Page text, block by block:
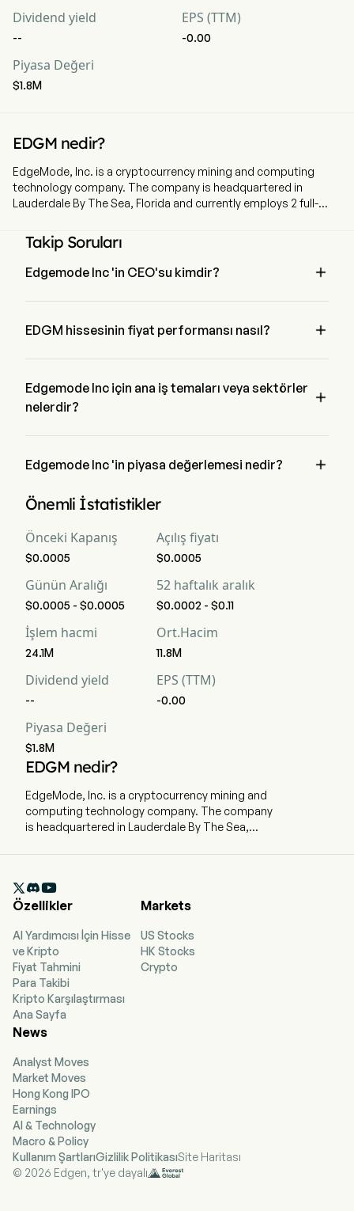
Dividend yield
--
EPS (TTM)
-0.00
Piyasa Değeri
$1.8M
EDGM nedir?
EdgeMode, Inc. is a cryptocurrency mining and computing
technology company. The company is headquartered in
Lauderdale By The Sea, Florida and currently employs 2 full-
Company, through its wholly owned subsidiary, Synthesis
Analytics Production Ltd. (SAPL), is engaged in designing,
building, and operating digital infrastructure for HPC.
Takip Soruları
Edgemode Inc 'in CEO'su kimdir? 
EDGM hissesinin fiyat performansı nasıl? 
Edgemode Inc için ana iş temaları veya sektörler
nelerdir?

Edgemode Inc 'in piyasa değerlemesi nedir? 
Önemli İstatistikler
Önceki Kapanış
$0.0005
Açılış fiyatı
$0.0005
Günün Aralığı
$0.0005 - $0.0005
52 haftalık aralık
$0.0002 - $0.11
İşlem hacmi
24.1M
Ort.Hacim
11.8M
Dividend yield
--
EPS (TTM)
-0.00
Piyasa Değeri
$1.8M
EDGM nedir?
EdgeMode, Inc. is a cryptocurrency mining and
computing technology company. The company
is headquartered in Lauderdale By The Sea,
subsidiary, Synthesis Analytics Production Ltd.
(SAPL), is engaged in designing, building, and

Özellikler
AI Yardımcısı İçin Hisse
ve Kripto
Fiyat Tahmini
Para Takibi
Kripto Karşılaştırması
Ana Sayfa
Markets
US Stocks
HK Stocks
Crypto
News
Analyst Moves
Market Moves
Hong Kong IPO
Earnings
AI & Technology
Macro & Policy
Kullanım ŞartlarıGizlilik PolitikasıSite Haritası
© 2026 Edgen, tr'ye dayalı